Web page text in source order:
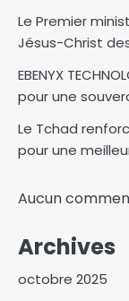
Le Premier
Jésus-Christ
EBENYX
pour une
Le Tchad
pour une
Aucun
Archives
octobre 2025